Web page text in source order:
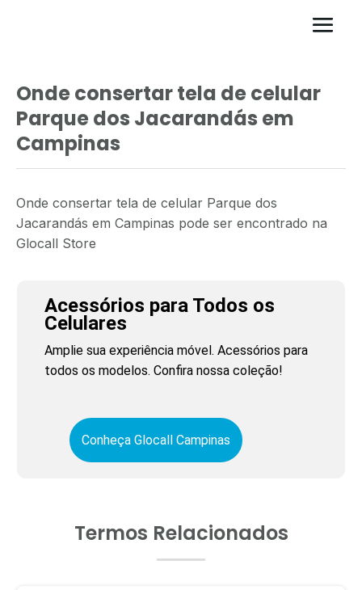
Onde consertar tela de celular
Parque dos Jacarandás em
Campinas
Onde consertar tela de celular Parque dos
Jacarandás em Campinas pode ser encontrado na
Glocall Store
Acessórios para Todos os
Celulares
Amplie sua experiência móvel. Acessórios para
todos os modelos. Confira nossa coleção!
Conheça Glocall Campinas
Termos Relacionados